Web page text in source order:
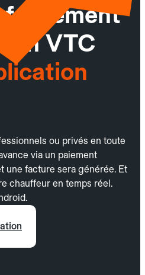
facilement
un VTC
ou privés en toute
via un paiement
une facture sera générée. Et
chauffeur en temps réel.